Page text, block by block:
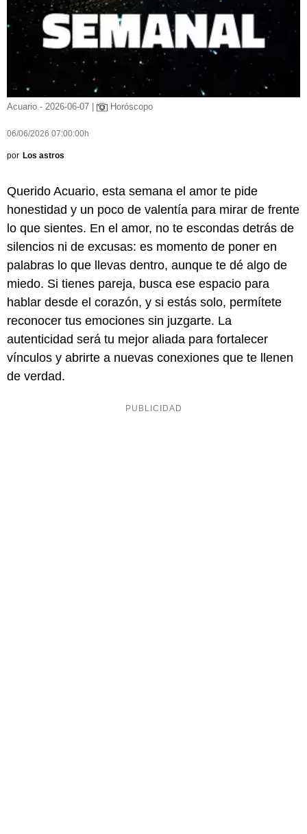
Acuario - 2026-06-07 | Horóscopo
06/06/2026 07:00:00h
por Los astros
Querido Acuario, esta semana el amor te pide
honestidad y un poco de valentía para mirar de frente
lo que sientes. En el amor, no te escondas detrás de
silencios ni de excusas: es momento de poner en
palabras lo que llevas dentro, aunque te dé algo de
miedo. Si tienes pareja, busca ese espacio para
hablar desde el corazón, y si estás solo, permítete
reconocer tus emociones sin juzgarte. La
autenticidad será tu mejor aliada para fortalecer
vínculos y abrirte a nuevas conexiones que te llenen
de verdad.